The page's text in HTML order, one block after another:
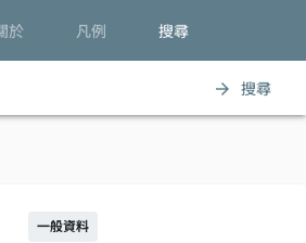
於 凡例 搜尋
arrow_forward 搜尋
一般資料